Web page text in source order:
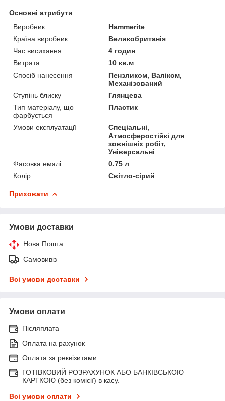
Основні атрибути
Виробник
Нammerite
Країна виробник
Великобританія
Час висихання
4 годин
Витрата
10 кв.м
Спосіб нанесення
Пензликом, Валіком,
Механізований
Ступінь блиску
Глянцева
Тип матеріалу, що
фарбується
Пластик
Умови експлуатації
Спеціальні,
Атмосферостійкі для
зовнішніх робіт,
Універсальні
Фасовка емалі
0.75 л
Колір
Світло-сірий
Приховати
Умови доставки
Нова Пошта
Самовивіз
Всі умови доставки
Умови оплати
Післяплата
Оплата на рахунок
Оплата за реквізитами
ГОТІВКОВИЙ РОЗРАХУНОК АБО БАНКІВСЬКОЮ
КАРТКОЮ (без комісії) в касу.
Всі умови оплати